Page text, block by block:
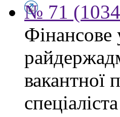
№ 71
Фінансове
вакантної